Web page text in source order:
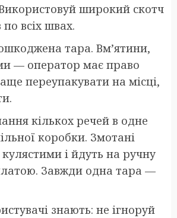
Використовуй широкий скотч
по всіх швах.
тара. Вм’ятини,
— оператор має право
переупакувати на місці,
кількох речей в одне
коробки. Змотані
і йдуть на ручну
Завжди одна тара —
знають: не ігноруй